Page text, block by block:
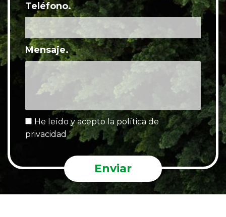
Teléfono.
Mensaje.
He leído y acepto la política de
privacidad
Enviar